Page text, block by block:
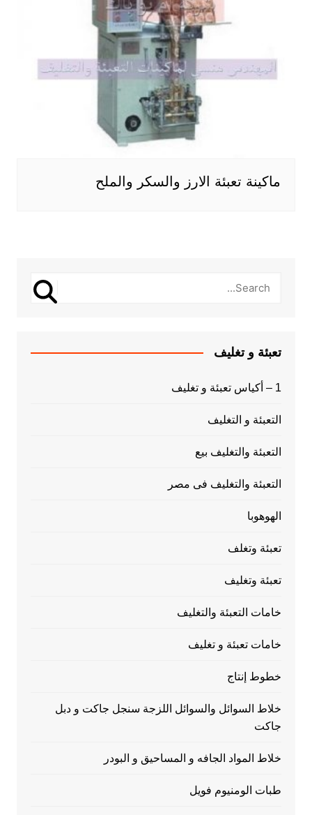
ماكينة تعبئة الارز والسكر والملح
تعبئة و تغليف
1 – أكياس تعبئة و تغليف
التعبئة و التغليف
التعبئة والتغليف بيع
التعبئة والتغليف فى مصر
الهوهوبا
تعبئة وتغلف
تعبئة وتغليف
خامات التعبئة والتغليف
خامات تعبئة و تغليف
خطوط إنتاج
خلاط السوائل والسوائل اللزجة سنجل جاكت و دبل
جاكت
خلاط المواد الجافه و المساحيق و البودر
طبات الومنيوم فويل